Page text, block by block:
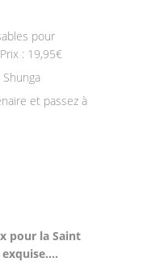
pour
: 19,95€
et passez à
pour la Saint
exquise….